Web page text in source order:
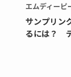
エムディーピ
サンプリン
るには？